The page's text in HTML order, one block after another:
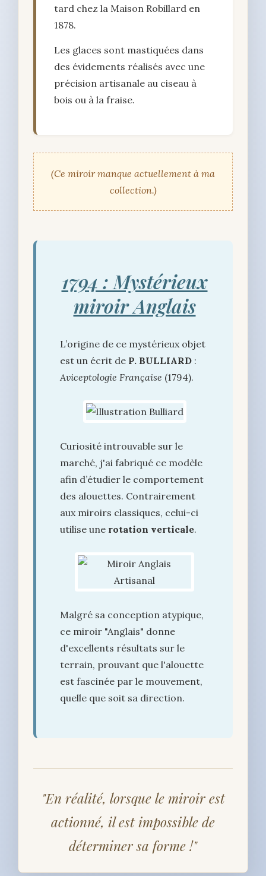
tard chez la Maison Robillard en
1878.
Les glaces sont mastiquées dans
des évidements réalisés avec une
précision artisanale au ciseau à
bois ou à la fraise.
(Ce miroir manque actuellement à ma
collection.)
1794 : Mystérieux
miroir Anglais
L’origine de ce mystérieux objet
est un écrit de P. BULLIARD :
Aviceptologie Française (1794).
Curiosité introuvable sur le
marché, j'ai fabriqué ce modèle
afin d’étudier le comportement
des alouettes. Contrairement
aux miroirs classiques, celui-ci
utilise une rotation verticale.
Malgré sa conception atypique,
ce miroir "Anglais" donne
d'excellents résultats sur le
terrain, prouvant que l'alouette
est fascinée par le mouvement,
quelle que soit sa direction.
"En réalité, lorsque le miroir est
actionné, il est impossible de
déterminer sa forme !"